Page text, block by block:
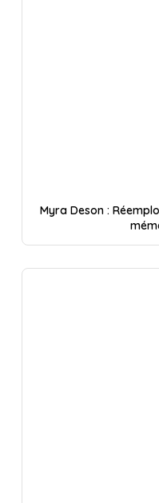
Myra Deson :